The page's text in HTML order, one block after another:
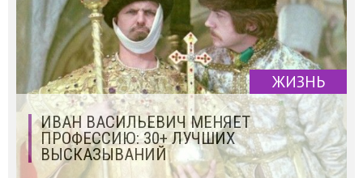
ЖИЗНЬ
ИВАН ВАСИЛЬЕВИЧ МЕНЯЕТ
ПРОФЕССИЮ: 30+ ЛУЧШИХ
ВЫСКАЗЫВАНИЙ